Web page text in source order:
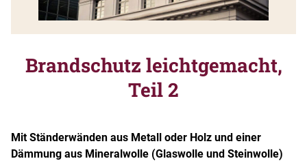
Brandschutz leichtgemacht,
Teil 2
Mit Ständerwänden aus Metall oder Holz und einer
Dämmung aus Mineralwolle (Glaswolle und Steinwolle)